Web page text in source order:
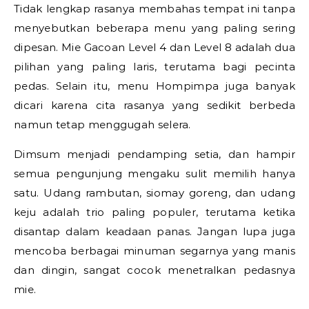
Tidak lengkap rasanya membahas tempat ini tanpa
menyebutkan beberapa menu yang paling sering
dipesan. Mie Gacoan Level 4 dan Level 8 adalah dua
pilihan yang paling laris, terutama bagi pecinta
pedas. Selain itu, menu Hompimpa juga banyak
dicari karena cita rasanya yang sedikit berbeda
namun tetap menggugah selera.
Dimsum menjadi pendamping setia, dan hampir
semua pengunjung mengaku sulit memilih hanya
satu. Udang rambutan, siomay goreng, dan udang
keju adalah trio paling populer, terutama ketika
disantap dalam keadaan panas. Jangan lupa juga
mencoba berbagai minuman segarnya yang manis
dan dingin, sangat cocok menetralkan pedasnya
mie.